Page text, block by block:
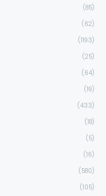
(85)
(62)
(1193)
(25)
(64)
(19)
(433)
(18)
(5)
(16)
(580)
(105)